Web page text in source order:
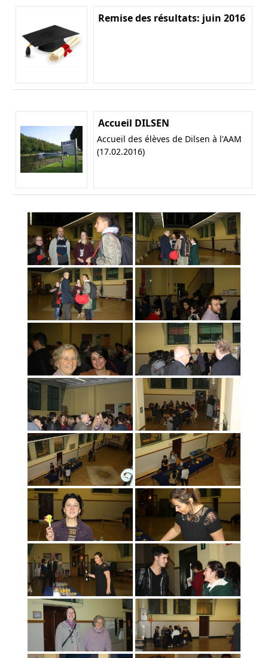
Remise des résultats: juin 2016
Accueil DILSEN
Accueil des élèves de Dilsen à l'AAM
(17.02.2016)